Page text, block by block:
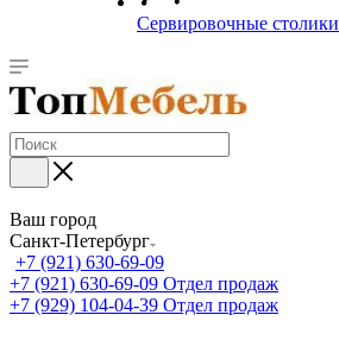
Сервировочные столики
Ваш город
Санкт-Петербург
+7 (921) 630-69-09
+7 (921) 630-69-09 Отдел продаж
+7 (929) 104-04-39 Отдел продаж